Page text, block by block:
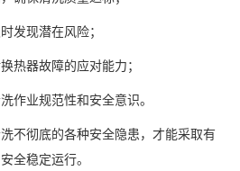
发现潜在风险；
热器故障的应对能力；
作业规范性和安全意识。
不彻底的各种安全隐患，才能采取有
全稳定运行。